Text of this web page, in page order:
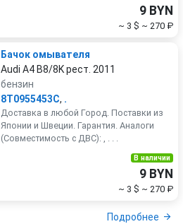
9 BYN
~ 3 $ ~ 270 ₽
Бачок омывателя
Audi A4 B8/8K рест. 2011
бензин
8T0955453C, .
Доставка в любой Город. Поставки из
Японии и Швеции. Гарантия. Аналоги
(Совместимость с ДВС): , . . .
В наличии
9 BYN
~ 3 $ ~ 270 ₽
Подробнее